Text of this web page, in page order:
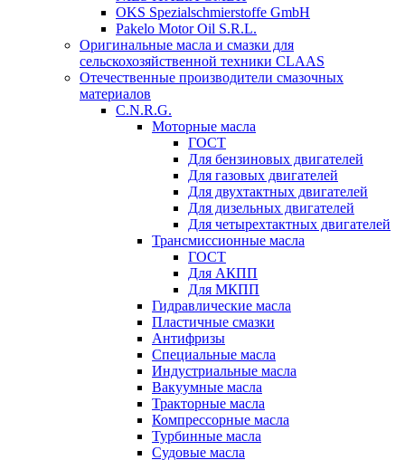
OKS Spezialschmierstoffe GmbH
Pakelo Motor Oil S.R.L.
Оригинальные масла и смазки для
сельскохозяйственной техники CLAAS
Отечественные производители смазочных
материалов
C.N.R.G.
Моторные масла
ГОСТ
Для бензиновых двигателей
Для газовых двигателей
Для двухтактных двигателей
Для дизельных двигателей
Для четырехтактных двигателей
Трансмиссионные масла
ГОСТ
Для АКПП
Для МКПП
Гидравлические масла
Пластичные смазки
Антифризы
Специальные масла
Индустриальные масла
Вакуумные масла
Тракторные масла
Компрессорные масла
Турбинные масла
Судовые масла